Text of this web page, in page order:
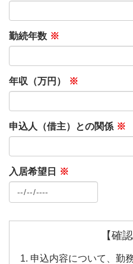
勤続年数 ※
年収（万円） ※
申込人（借主）との関係 ※
入居希望日 ※
【確
申込内容について、勤